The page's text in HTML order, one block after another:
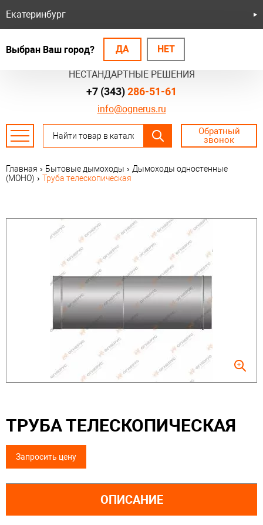
БЕЗОПАСНЫЕ СИСТЕМЫ
НЕСТАНДАРТНЫЕ РЕШЕНИЯ
Екатеринбург
Выбран Ваш город? ДА НЕТ
info@ognerus.ru
+7 (343)286-51-61
Обратный
звонок
Главная › Бытовые дымоходы › Дымоходы одностенные
(МОНО) › Труба телескопическая
ТРУБА ТЕЛЕСКОПИЧЕСКАЯ
Запросить цену
ОПИСАНИЕ